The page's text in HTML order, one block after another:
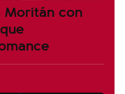
Moritán con